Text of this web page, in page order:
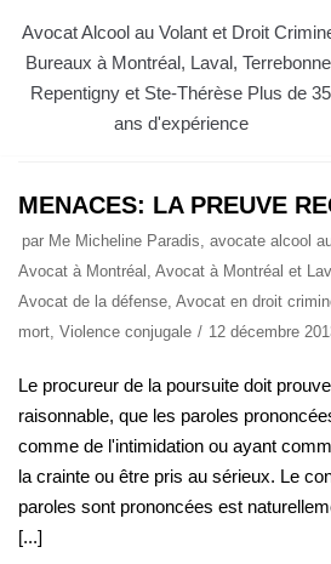
Aller
au
contenu
Avocat Alcool au Volant et Droit
Bureaux à Montréal, Laval,
Repentigny et Ste-Thérèse Plus de 35
ans d'expérience
AVOCAT
CRIMINEL
MENACES: LA PREUVE
par Me Micheline Paradis, avocate alcool
Avocat à Montréal , Avocat à Montréal et
Avocat de la défense, Avocat en droit
mort, Violence conjugale 12 décembre
Le procureur de la poursuite doit
raisonnable, que les paroles
comme de l'intimidation ou ayant
la crainte ou être pris au sérieux. Le
paroles sont prononcées est
[...]